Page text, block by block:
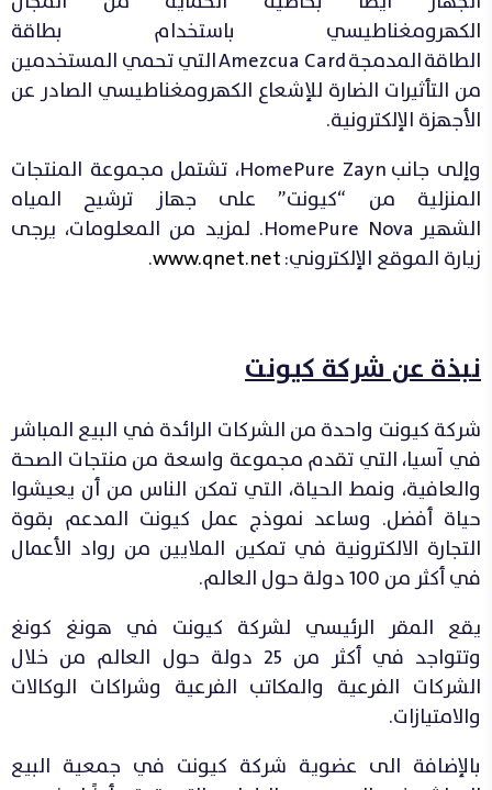
الكهرومغناطيسي باستخدام بطاقة
الطاقة المدمجة Amezcua Card التي تحمي المستخدمين
من التأثيرات الضارة للإشعاع الكهرومغناطيسي الصادر عن
الأجهزة الإلكترونية.
وإلى جانب HomePure Zayn، تشتمل مجموعة المنتجات
المنزلية من “كيونت” على جهاز ترشيح المياه
الشهير HomePure Nova. لمزيد من المعلومات، يرجى
زيارة الموقع الإلكتروني:www.qnet.net
.
نبذة عن شركة كيونت
شركة كيونت واحدة من الشركات الرائدة في البيع المباشر
في آسيا، التي تقدم مجموعة واسعة من منتجات الصحة
والعافية، ونمط الحياة، التي تمكن الناس من أن يعيشوا
حياة أفضل. وساعد نموذج عمل كيونت المدعم بقوة
التجارة الالكترونية في تمكين الملايين من رواد الأعمال
في أكثر من 100 دولة حول العالم.
يقع المقر الرئيسي لشركة كيونت في هونغ كونغ
وتتواجد في أكثر من 25 دولة حول العالم من خلال
الشركات الفرعية والمكاتب الفرعية وشراكات الوكالات
والامتيازات.
بالإضافة الى عضوية شركة كيونت في جمعية البيع